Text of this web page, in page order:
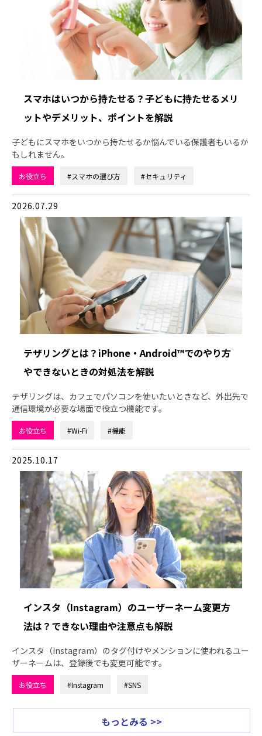
スマホはいつから持たせる？子どもに持たせるメリ
ットやデメリット、ポイントを解説
子どもにスマホをいつから持たせるか悩んでいる保護者もいるか
もしれません。
お役立ち #スマホの選び方 #セキュリティ
2026.07.29
テザリングとは？iPhone・Android™でのやり方
やできないときの対処法を解説
テザリングは、カフェでパソコンを使いたいときなど、外出先で
通信環境が必要な場面で役立つ機能です。
お役立ち #Wi-Fi #機能
2025.10.17
インスタ（Instagram）のユーザーネーム変更方
法は？できない理由や注意点も解説
インスタ（Instagram）のタグ付けやメンションに使われるユー
ザーネームは、登録後でも変更可能です。
お役立ち #Instagram #SNS
もっとみる >>